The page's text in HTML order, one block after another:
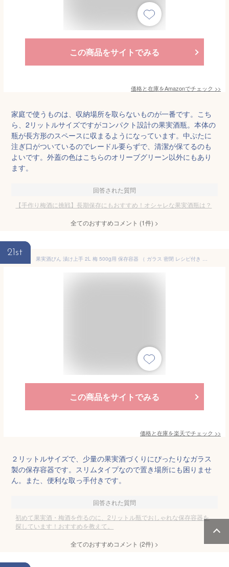
この商品をサイトでみる
価格と在庫をAmazonでチェック >>
家庭で使うものは、収納場所を取らないものが一番です。こち
ら、2リットルサイズですがコンパクト設計の果実酒瓶。本体の
瓶が長方形のスペースに収まるようになっています。中ぶたに
注ぎ口がついているのでレードル要らずで、清潔が保てるのも
よいです。外蓋の色はこちらのオリーブグリーン以外にもあり
ます。
回答された質問
【手作り梅酒に挑戦】長期保存にもおすすめ！オシャレな果実酒瓶は？
全てのおすすめコメント (1件) >
21st
果実酒びん 漬け上手 2L 梅 500g用 保存容器 （ ガラス 密閉 レシピ付き 取っ手付き 保存びん 梅酒びん 梅酒ビン 漬物容器 漬け物容器 2000ml ガラス製 保存瓶 つけもの容器 保存 瓶 梅干し 漬け物 梅酒 果実酒 冷蔵庫 日本製 ）
この商品をサイトでみる
価格と在庫を楽天でチェック >>
２リットルサイズで、少量の果実酒づくりにぴったりなガラス
製の保存容器です。スリムタイプなので置き場所にも困りませ
ん。また、便利な取っ手付きです。
回答された質問
初めて果実酒・梅酒を作るのに、2リットル瓶でおしゃれな保存容器を
探しています！おすすめを教えて。
全てのおすすめコメント (2件) >